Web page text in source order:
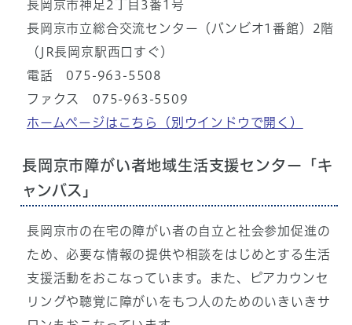
長岡京市神足2丁目3番1号
長岡京市立総合交流センター（バンビオ1番館）2階
（JR長岡京駅西口すぐ）
電話 075-963-5508
ファクス 075-963-5509
ホームページはこちら
（別ウインドウで開く）
長岡京市障がい者地域生活支援センター「キ
ャンバス」
長岡京市の在宅の障がい者の自立と社会参加促進の
ため、必要な情報の提供や相談をはじめとする生活
支援活動をおこなっています。また、ピアカウンセ
リングや聴覚に障がいをもつ人のためのいきいきサ